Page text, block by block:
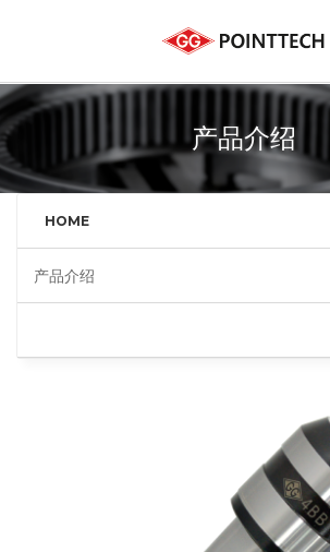
产品介绍
HOME
产品介绍
经济型回转顶尖(BB)